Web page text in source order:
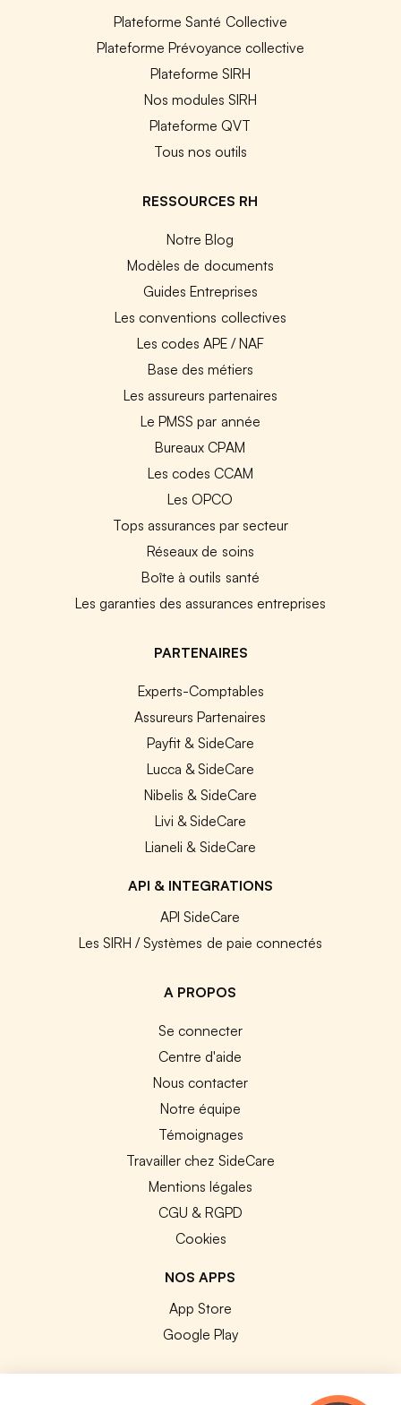
Plateforme Santé Collective
Plateforme Prévoyance collective
Plateforme SIRH
Nos modules SIRH
Plateforme QVT
Tous nos outils
RESSOURCES RH
Notre Blog
Modèles de documents
Guides Entreprises
Les conventions collectives
Les codes APE / NAF
Base des métiers
Les assureurs partenaires
Le PMSS par année
Bureaux CPAM
Les codes CCAM
Les OPCO
Tops assurances par secteur
Réseaux de soins
Boîte à outils santé
Les garanties des assurances entreprises
PARTENAIRES
Experts-Comptables
Assureurs Partenaires
Payfit & SideCare
Lucca & SideCare
Nibelis & SideCare
Livi & SideCare
Lianeli & SideCare
API & INTEGRATIONS
API SideCare
Les SIRH / Systèmes de paie connectés
A PROPOS
Se connecter
Centre d'aide
Nous contacter
Notre équipe
Témoignages
Travailler chez SideCare
Mentions légales
CGU & RGPD
Cookies
NOS APPS
App Store
Google Play